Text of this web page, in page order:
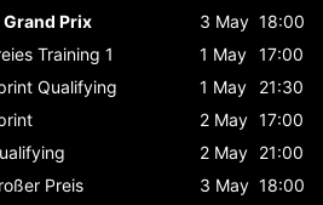
Prix 3 May 18:00
Training 1 1 May 17:00
Qualifying 1 May
21:30
2 May 17:00
2 May 21:00
Preis 3 May 18:00